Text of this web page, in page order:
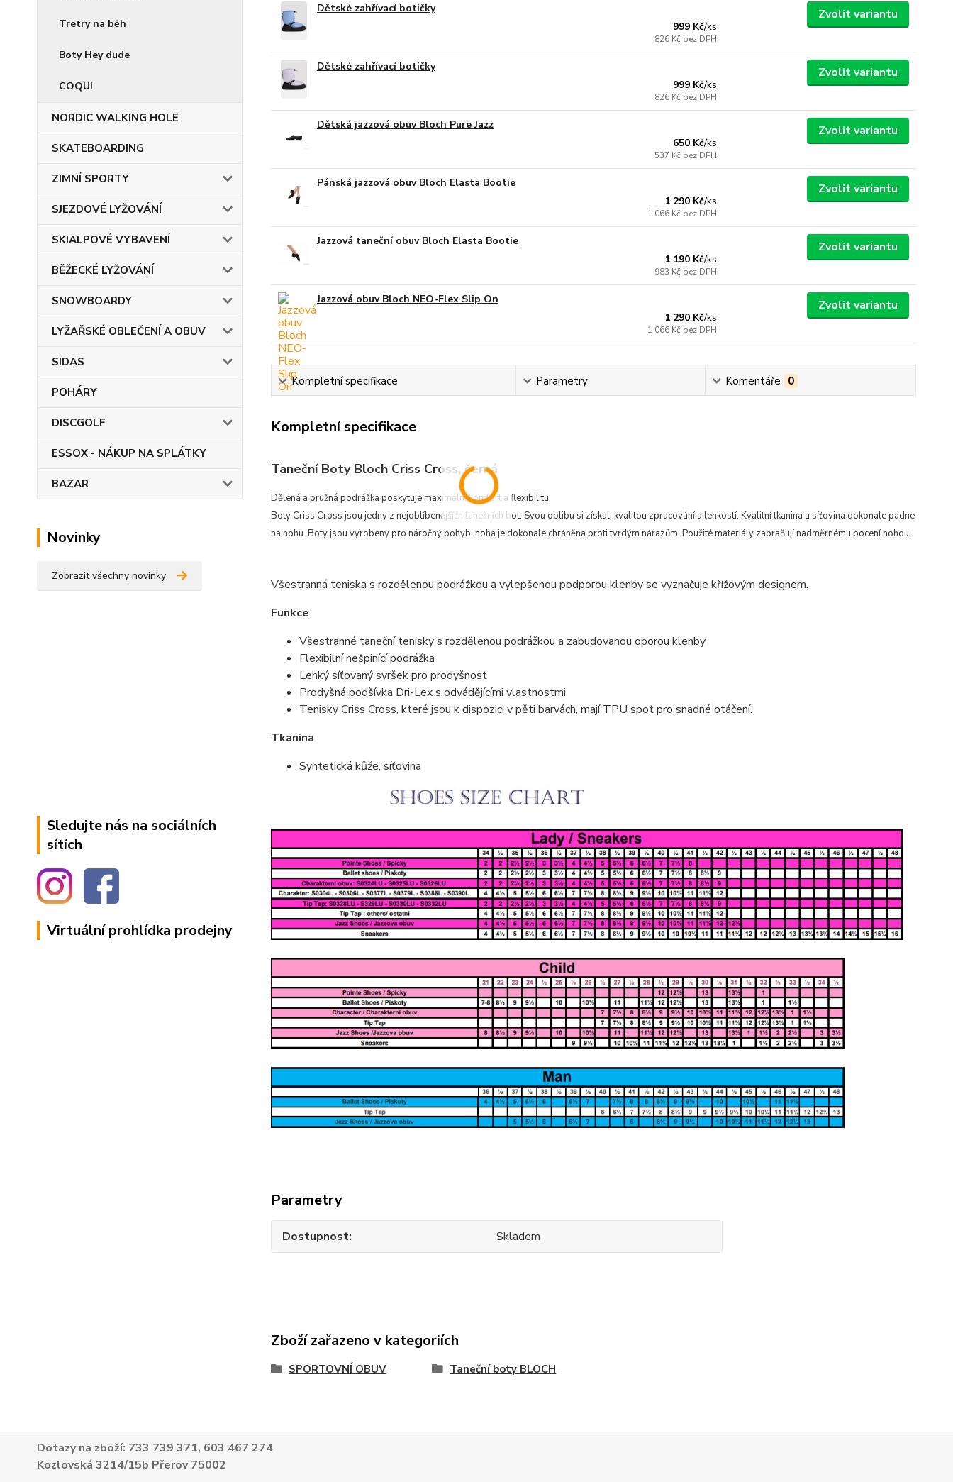
Tretry na běh
Boty Hey dude
COQUI
NORDIC WALKING HOLE
SKATEBOARDING
ZIMNÍ SPORTY
SJEZDOVÉ LYŽOVÁNÍ
SKIALPOVÉ VYBAVENÍ
BĚŽECKÉ LYŽOVÁNÍ
SNOWBOARDY
LYŽAŘSKÉ OBLEČENÍ A OBUV
SIDAS
POHÁRY
DISCGOLF
ESSOX - NÁKUP NA SPLÁTKY
BAZAR
Novinky
Zobrazit všechny novinky
Sledujte nás na sociálních
sítích
Virtuální prohlídka prodejny
Dětské zahřívací botičky
999 Kč/ks
826 Kč bez DPH
Zvolit variantu
Dětské zahřívací botičky
999 Kč/ks
826 Kč bez DPH
Zvolit variantu
Dětská jazzová obuv Bloch Pure Jazz
650 Kč/ks
537 Kč bez DPH
Zvolit variantu
Pánská jazzová obuv Bloch Elasta Bootie
1 290 Kč/ks
1 066 Kč bez DPH
Zvolit variantu
Jazzová taneční obuv Bloch Elasta Bootie
1 190 Kč/ks
983 Kč bez DPH
Zvolit variantu
Jazzová obuv Bloch NEO-Flex Slip On
1 290 Kč/ks
1 066 Kč bez DPH
Zvolit variantu
Kompletní specifikace Parametry Komentáře 0
Kompletní specifikace
Taneční Boty Bloch Criss Cross, černá
Dělená a pružná podrážka poskytuje maximální komfort a flexibilitu.
Boty Criss Cross jsou jedny z nejoblíbenějších tanečních bot. Svou oblibu si získali kvalitou zpracování a lehkostí. Kvalitní tkanina a síťovina dokonale padne
na nohu. Boty jsou vyrobeny pro náročný pohyb, noha je dokonale chráněna proti tvrdým nárazům. Použité materiály zabraňují nadměrnému pocení nohou.
Všestranná teniska s rozdělenou podrážkou a vylepšenou podporou klenby se vyznačuje křížovým designem.
Funkce
Všestranné taneční tenisky s rozdělenou podrážkou a zabudovanou oporou klenby
Flexibilní nešpinící podrážka
Lehký síťovaný svršek pro prodyšnost
Prodyšná podšívka Dri-Lex s odvádějícími vlastnostmi
Tenisky Criss Cross, které jsou k dispozici v pěti barvách, mají TPU spot pro snadné otáčení.
Tkanina
Syntetická kůže, síťovina
Parametry
Dostupnost Skladem
Zboží zařazeno v kategoriích
SPORTOVNÍ OBUV Taneční boty BLOCH
Dotazy na zboží: 733 739 371, 603 467 274
Kozlovská 3214/15b Přerov 75002